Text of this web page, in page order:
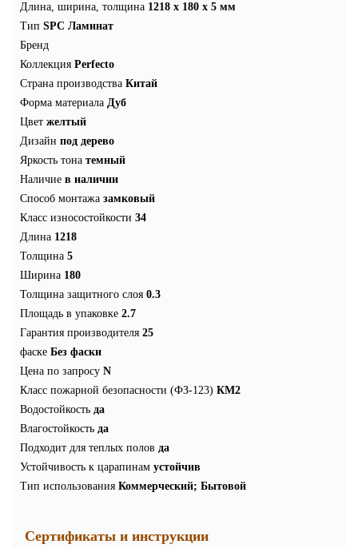
Длина, ширина, толщина 1218 x 180 x 5 мм
Тип SPC Ламинат
Бренд
Коллекция Perfecto
Страна производства Китай
Форма материала Дуб
Цвет желтый
Дизайн под дерево
Яркость тона темный
Наличие в наличии
Способ монтажа замковый
Класс износостойкости 34
Длина 1218
Толщина 5
Ширина 180
Толщина защитного слоя 0.3
Площадь в упаковке 2.7
Гарантия производителя 25
фаске Без фаски
Цена по запросу N
Класс пожарной безопасности (ФЗ-123) КМ2
Водостойкость да
Влагостойкость да
Подходит для теплых полов да
Устойчивость к царапинам устойчив
Тип использования Коммерческий; Бытовой
Сертификаты и инструкции